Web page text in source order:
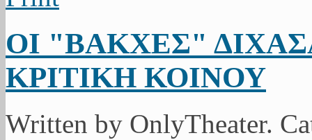
ΟΙ "ΒΑΚΧΕΣ"
ΚΡΙΤΙΚΗ ΚΟΙΝΟΥ
Written by OnlyTheater.